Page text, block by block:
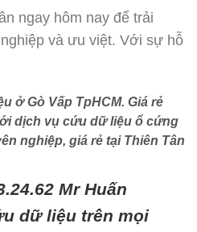
ngay hôm nay để trải
và ưu việt. Với sự hỗ
ở Gò Vấp TpHCM. Giá rẻ
dịch vụ cứu dữ liệu ổ cứng
nghiệp, giá rẻ tại Thiên Tân
Mr Huấn
dữ liệu trên mọi